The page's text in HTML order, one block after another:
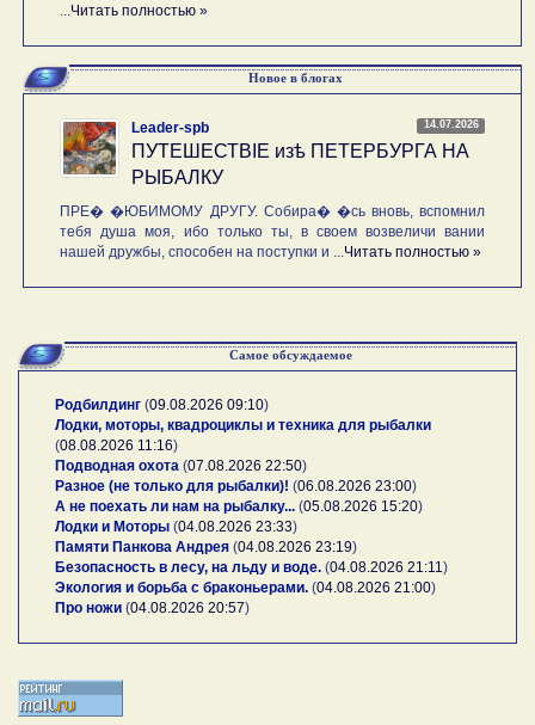
Читать полностью »
Новое в блогах
14.07.2026
Leader-spb
ПУТЕШЕСТВIE изѣ ПЕТЕРБУРГА НА
РЫБАЛКУ
ПРЕ� �ЮБИМОМУ ДРУГУ. Собира� �сь вновь, вспомнил
тебя душа моя, ибо только ты, в своем возвеличи вании
нашей дружбы, способен на поступки и ... Читать полностью »
Самое обсуждаемое
Родбилдинг (09.08.2026 09:10)
Лодки, моторы, квадроциклы и техника для рыбалки
(08.08.2026 11:16)
Подводная охота (07.08.2026 22:50)
Разное (не только для рыбалки)! (06.08.2026 23:00)
А не поехать ли нам на рыбалку... (05.08.2026 15:20)
Лодки и Моторы (04.08.2026 23:33)
Памяти Панкова Андрея (04.08.2026 23:19)
Безопасность в лесу, на льду и воде. (04.08.2026 21:11 )
Экология и борьба с браконьерами. (04.08.2026 21:00)
Про ножи (04.08.2026 20:57)